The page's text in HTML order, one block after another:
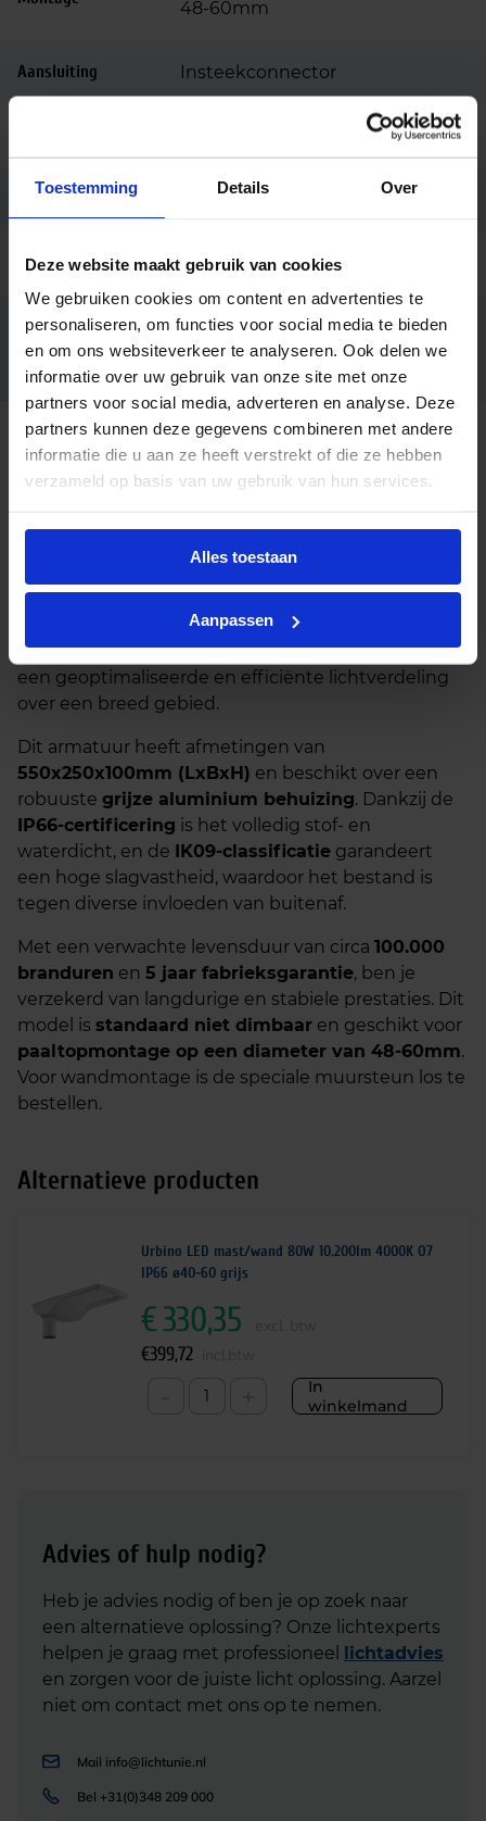
Toestemming Details Over
Deze website maakt gebruik van cookies
We gebruiken cookies om content en advertenties te
personaliseren, om functies voor social media te bieden
en om ons websiteverkeer te analyseren. Ook delen we
informatie over uw gebruik van onze site met onze
partners voor social media, adverteren en analyse. Deze
partners kunnen deze gegevens combineren met andere
informatie die u aan ze heeft verstrekt of die ze hebben
verzameld op basis van uw gebruik van hun services.
Alles toestaan
Aanpassen
48-60mm
Aansluiting Insteekconnector
Garantie 5 jaar
Code LU123406
Opties op
aanvraag
Dali dimbaar, Muursteun,
Paalopzetstuk ø76mm,
Schemerschakelaar
Beschrijving
Urbino LED armatuur 80W
grootschalige buitenverlichting met een warme en
9.750 lumenin een sfeervollewarm witte
lichtkleur van 3000K, creëert dit armatuur een
comfortabele ambiance. Delensoptiekzorgt voor
een geoptimaliseerde en efficiënte lichtverdeling
over een breed gebied.
Dit armatuur heeft afmetingen van
550x250x100mm (LxBxH) en beschikt over een
robuuste grijze aluminium behuizing. Dankzij de
IP66-certificering is het volledig stof- en
waterdicht, en de IK09-classificatie garandeert
een hoge slagvastheid, waardoor het bestand is
tegen diverse invloeden van buitenaf.
Met een verwachte levensduur van circa 100.000
branduren en 5 jaar fabrieksgarantie, ben je
verzekerd van langdurige en stabiele prestaties. Dit
model is standaard niet dimbaar en geschikt voor
paaltopmontage op een diameter van 48-60mm.
Voor wandmontage is de speciale muursteun los te
bestellen.
Alternatieve producten
Urbino LED mast/wand 80W 10.200lm 4000K O7
IP66 ø40-60 grijs
In
winkelmand
€330,35
€399,72
Advies of hulp nodig?
Heb je advies nodig of ben je op zoek naar
een alternatieve oplossing? Onze lichtexperts
helpen je graag met professioneel lichtadvies
en zorgen voor de juiste licht oplossing. Aarzel
niet om contact met ons op te nemen.
Mail info@lichtunie.nl
Bel +31(0)348 209 000